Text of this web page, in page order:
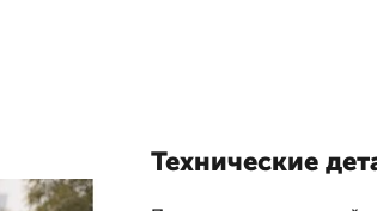
Технические